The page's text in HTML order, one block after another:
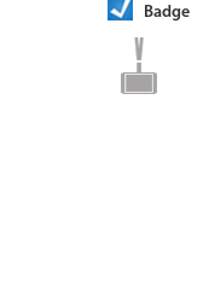
Badge